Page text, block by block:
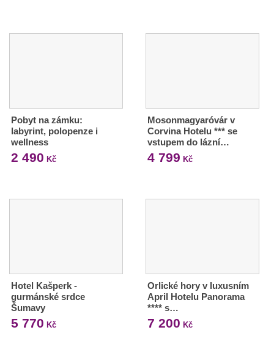
Pobyt na zámku:
labyrint, polopenze i
wellness
2 490 Kč
Mosonmagyaróvár v
Corvina Hotelu *** se
vstupem do lázní…
4 799 Kč
Hotel Kašperk -
gurmánské srdce
Šumavy
5 770 Kč
Orlické hory v luxusním
April Hotelu Panorama
**** s…
7 200 Kč